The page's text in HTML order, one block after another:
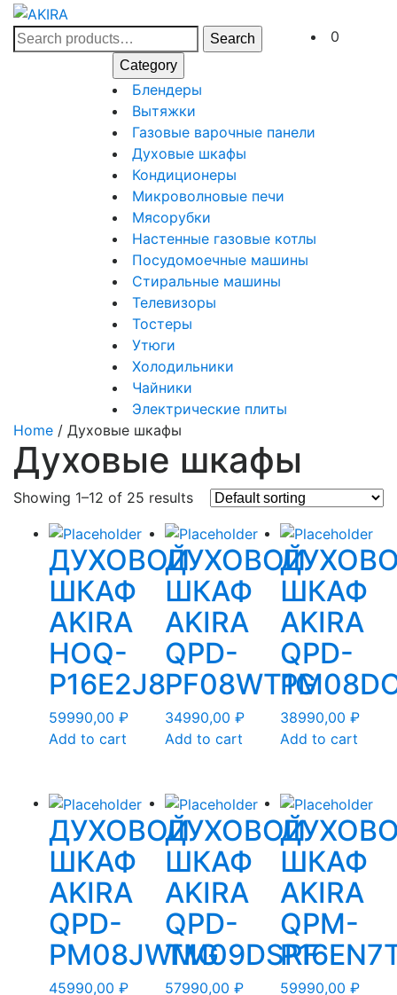
Skip
content
Search
for:
Search Cart
0
Category
Блендеры
Вытяжки
Газовые варочные панели
Духовые шкафы
Кондиционеры
Микроволновые печи
Мясорубки
Настенные газовые котлы
Посудомоечные машины
Стиральные машины
Телевизоры
Тостеры
Утюги
Холодильники
Чайники
Электрические плиты
Home / Духовые шкафы
Духовые шкафы
Showing 1–12 of 25 results
ДУХОВОЙ
ШКАФ
AKIRA
HOQ-
P16E2J8
59990,00 ₽
Add to cart
ДУХОВОЙ
ШКАФ
AKIRA
QPD-
PF08WT1G
34990,00 ₽
Add to cart
ШКАФ
AKIRA
QPD-
38990,00₽
Add to cart
ДУХОВОЙ
ШКАФ
AKIRA
QPD-
PM08JWMG
45990,00 ₽
ДУХОВОЙ
ШКАФ
AKIRA
QPD-
TM09DSRF
57990,00 ₽
ШКАФ
AKIRA
QPM-
59990,00₽